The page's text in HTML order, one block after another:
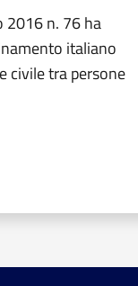
2016 n. 76 ha
italiano
civile tra persone